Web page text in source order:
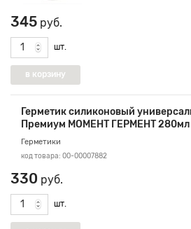
345 руб.
шт.
Герметик силиконовый
Премиум МОМЕНТ ГЕРМЕНТ 280мл
Герметики
код товара: 00-00007882
330 руб.
шт.